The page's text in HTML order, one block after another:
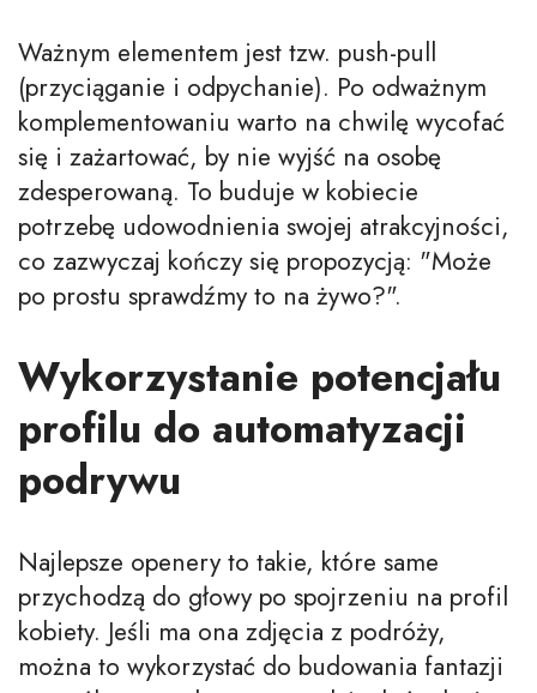
Ważnym elementem jest tzw. push-pull
(przyciąganie i odpychanie). Po odważnym
komplementowaniu warto na chwilę wycofać
się i zażartować, by nie wyjść na osobę
zdesperowaną. To buduje w kobiecie
potrzebę udowodnienia swojej atrakcyjności,
co zazwyczaj kończy się propozycją: "Może
po prostu sprawdźmy to na żywo?".
Wykorzystanie potencjału
profilu do automatyzacji
podrywu
Najlepsze openery to takie, które same
przychodzą do głowy po spojrzeniu na profil
kobiety. Jeśli ma ona zdjęcia z podróży,
można to wykorzystać do budowania fantazji